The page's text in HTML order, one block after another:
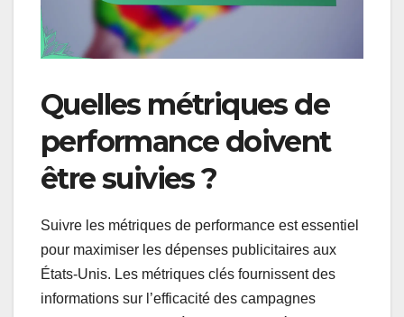
Quelles métriques de
performance doivent
être suivies ?
Suivre les métriques de performance est essentiel
pour maximiser les dépenses publicitaires aux
États-Unis. Les métriques clés fournissent des
informations sur l’efficacité des campagnes